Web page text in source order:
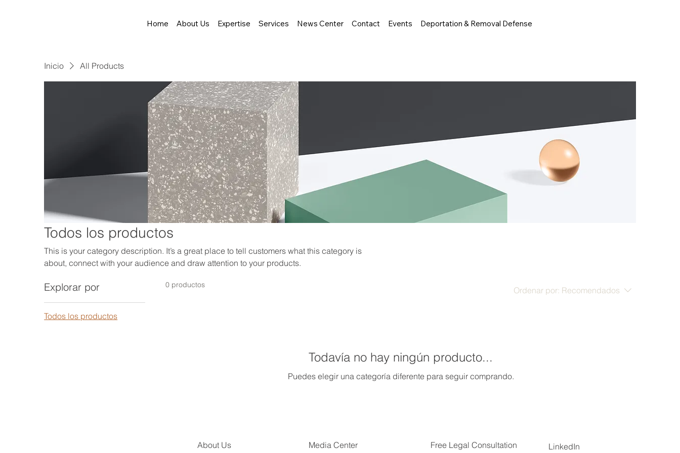
Home About Us Expertise Services News Center Contact Events Deportation & Removal Defense
Inicio All Products
Todos los productos
This is your category description. It’s a great place to tell customers what this category is
about, connect with your audience and draw attention to your products.
Explorar por
Todos los productos
0 productos
Ordenar por: Recomendados
Todavía no hay ningún producto...
Puedes elegir una categoría diferente para seguir comprando.
About Us
Media Center
Free Legal Consultation
LinkedIn